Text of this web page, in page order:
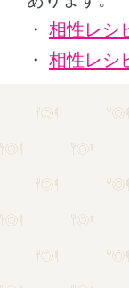
・ 相性レシ
・ 相性レシ